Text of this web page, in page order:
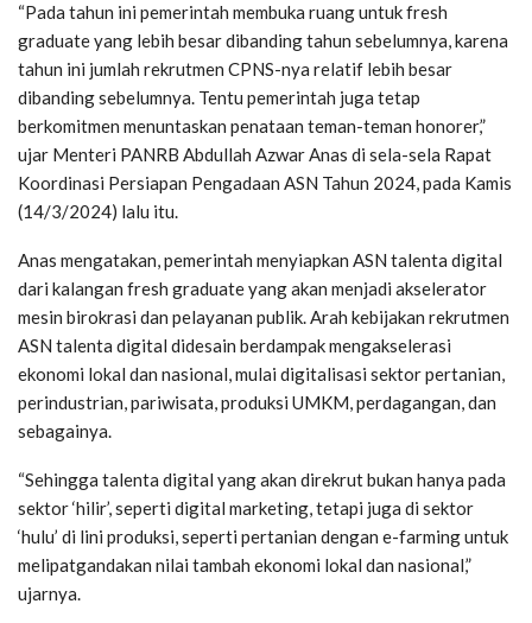
“Pada tahun ini pemerintah membuka ruang untuk fresh
graduate yang lebih besar dibanding tahun sebelumnya, karena
tahun ini jumlah rekrutmen CPNS-nya relatif lebih besar
dibanding sebelumnya. Tentu pemerintah juga tetap
berkomitmen menuntaskan penataan teman-teman honorer,”
ujar Menteri PANRB Abdullah Azwar Anas di sela-sela Rapat
Koordinasi Persiapan Pengadaan ASN Tahun 2024, pada Kamis
(14/3/2024) lalu itu.
Anas mengatakan, pemerintah menyiapkan ASN talenta digital
dari kalangan fresh graduate yang akan menjadi akselerator
mesin birokrasi dan pelayanan publik. Arah kebijakan rekrutmen
ASN talenta digital didesain berdampak mengakselerasi
ekonomi lokal dan nasional, mulai digitalisasi sektor pertanian,
perindustrian, pariwisata, produksi UMKM, perdagangan, dan
sebagainya.
“Sehingga talenta digital yang akan direkrut bukan hanya pada
sektor ‘hilir’, seperti digital marketing, tetapi juga di sektor
‘hulu’ di lini produksi, seperti pertanian dengan e-farming untuk
melipatgandakan nilai tambah ekonomi lokal dan nasional,”
ujarnya.